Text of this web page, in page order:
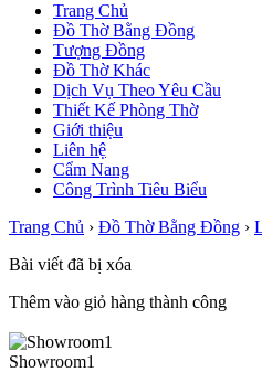
Trang Chủ
Đồ Thờ Bằng Đồng
Tượng Đồng
Đồ Thờ Khác
Dịch Vụ Theo Yêu Cầu
Thiết Kế Phòng Thờ
Giới thiệu
Liên hệ
Cẩm Nang
Công Trình Tiêu Biểu
Trang Chủ › Đồ Thờ Bằng Đồng ›
Bài viết đã bị xóa
Thêm vào giỏ hàng thành công
Showroom1